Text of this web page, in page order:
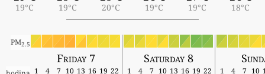
19°C 19°C 20°C 19°C 19°C 18°C
PM2.5
Friday 7 Saturday 8
1 4 7 10 13 16 19 22 1 4 7 10 13 16 19 22 1 4 7 10